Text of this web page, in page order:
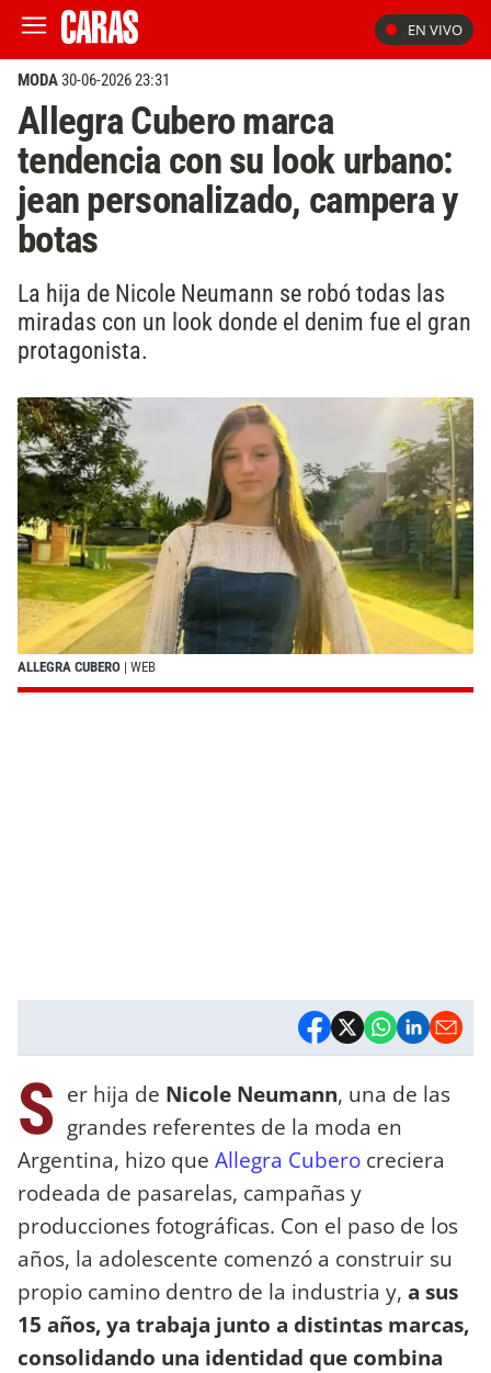
EN VIVO
MODA30-06-2026 23:31
Allegra Cubero marca
tendencia con su look urbano:
jean personalizado, campera y
botas
La hija de Nicole Neumann se robó todas las
miradas con un look donde el denim fue el gran
protagonista.
ALLEGRA CUBERO | WEB
S er hija de Nicole Neumann, una de las
grandes referentes de la moda en
Argentina, hizo que Allegra Cubero creciera
rodeada de pasarelas, campañas y
producciones fotográficas. Con el paso de los
años, la adolescente comenzó a construir su
propio camino dentro de la industria y, a sus
15 años, ya trabaja junto a distintas marcas,
consolidando una identidad que combina